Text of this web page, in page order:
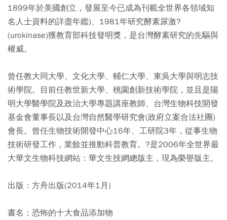
1899年於美國創立，發展至今已成為刊載全世界各領域知
名人士資料的詳盡年鑑)、1981年研究酵素尿激?
(urokinase)獲教育部科技發明獎，是台灣酵素研究的先驅與
權威。
曾任教大同大學、文化大學、輔仁大學、東吳大學與明志技
術學院。目前任教世新大學、桃園創新技術學院，並且是陽
明大學醫學院及政治大學專題講座教師、台灣生物科技開發
基金會董事長以及台灣自然醫學研究會(政府立案合法社團)
會長。曾任生物技術開發中心16年、工研院3年，從事生物
技術研發工作，業餘並推動科普教育。?是2006年全世界最
大華文生物科技網站：華文生技網總版主，現為榮譽版主。
出版：方舟出版(2014年1月)
書名；恐怖的十大食品添加物